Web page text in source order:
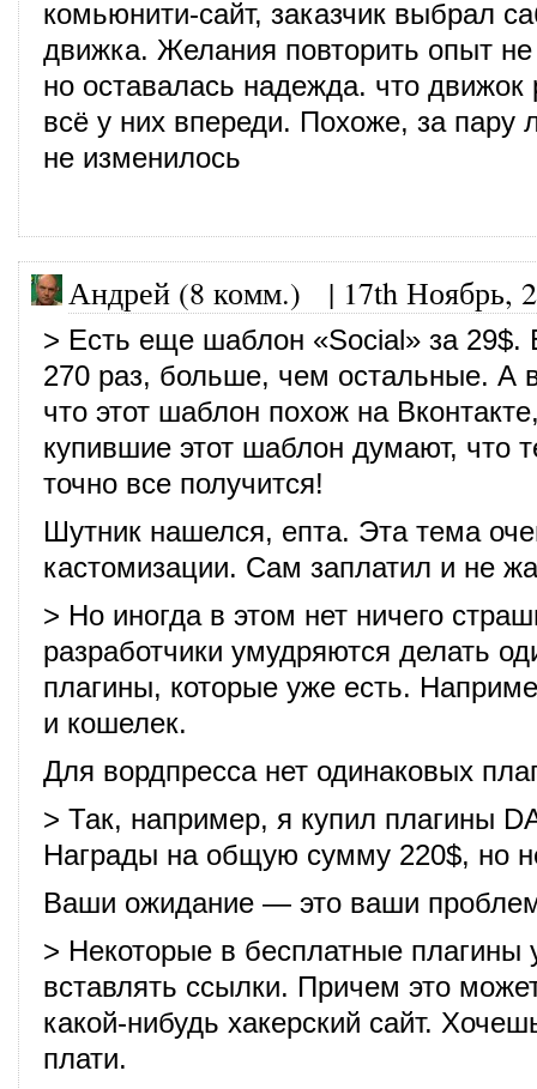
комьюнити-сайт, заказчик выбрал
движка. Желания повторить опыт
но оставалась надежда. что движок
всё у них впереди. Похоже, за пару
не изменилось
Андрей (8 комм.) | 17th Ноябрь,
> Есть еще шаблон «Social» за 29$.
270 раз, больше, чем остальные. А
что этот шаблон похож на
купившие этот шаблон думают, что
точно все получится!
Шутник нашелся, епта. Эта тема
кастомизации. Сам заплатил и не
> Но иногда в этом нет ничего
разработчики умудряются делать
плагины, которые уже есть.
и кошелек.
Для вордпресса нет одинаковых
> Так, например, я купил плагины
Награды на общую сумму 220$, но
Ваши ожидание — это ваши
> Некоторые в бесплатные плагины
вставлять ссылки. Причем это
какой-нибудь хакерский сайт.
плати.